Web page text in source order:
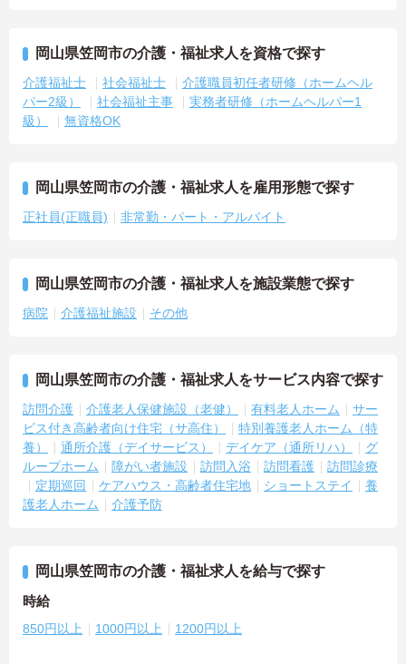
岡山県笠岡市の介護・福祉求人を資格で探す
介護福祉士 社会福祉士
介護職員初任者研修（ホームヘル
パー2級）
社会福祉主事
実務者研修（ホームヘルパー1
級）
無資格OK
岡山県笠岡市の介護・福祉求人を雇用形態で探す
正社員(正職員) 非常勤・パート・アルバイト
岡山県笠岡市の介護・福祉求人を施設業態で探す
病院 介護福祉施設 その他
岡山県笠岡市の介護・福祉求人をサービス内容で探す
訪問介護 介護老人保健施設（老健） 有料老人ホーム
サー
ビス付き高齢者向け住宅（サ高住）
特別養護老人ホーム（特
養）
通所介護（デイサービス） デイケア（通所リハ）
グ
ループホーム
障がい者施設 訪問入浴 訪問看護
訪問診療
定期巡回
ケアハウス・高齢者住宅地 ショートステイ
養
護老人ホーム
介護予防
岡山県笠岡市の介護・福祉求人を給与で探す
時給
850円以上 1000円以上 1200円以上